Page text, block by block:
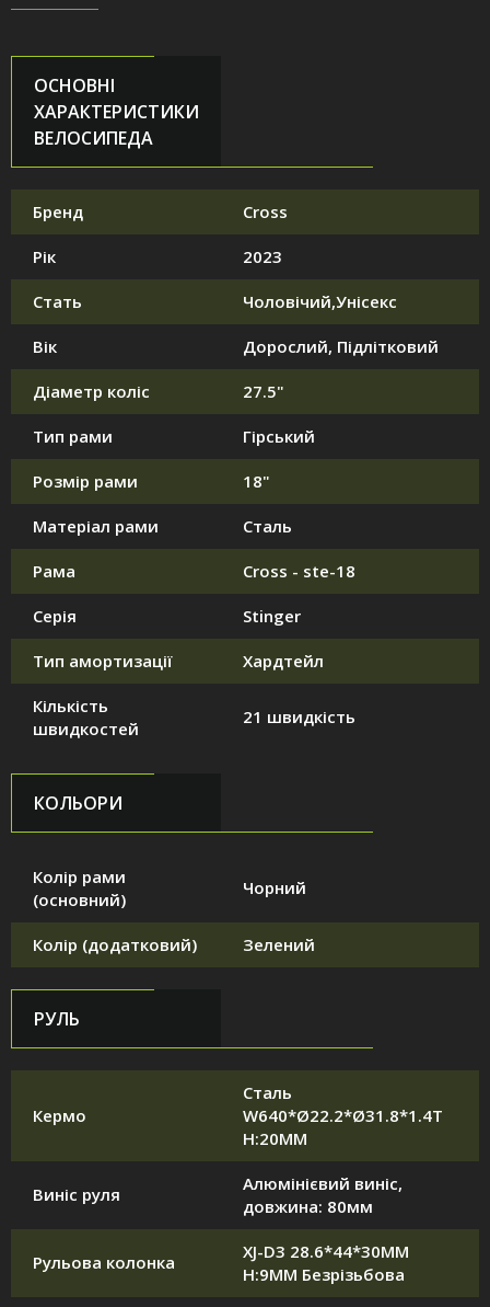
ОСНОВНІ
ХАРАКТЕРИСТИКИ
ВЕЛОСИПЕДА
Бренд Cross
Рік 2023
Стать Чоловічий,Унісекс
Вік Дорослий, Підлітковий
Діаметр коліс 27.5"
Тип рами Гірський
Розмір рами 18"
Матеріал рами Сталь
Рама Cross - ste-18
Серія Stinger
Тип амортизації Хардтейл
Кількість
швидкостей
21 швидкість
КОЛЬОРИ
Колір рами
(основний)
Чорний
Колір (додатковий) Зелений
РУЛЬ
Кермо
Сталь
W640*Ø22.2*Ø31.8*1.4T
H:20MM
Виніс руля
Алюмінієвий виніс,
довжина: 80мм
Рульова колонка
XJ-D3 28.6*44*30MM
H:9MM Безрізьбова